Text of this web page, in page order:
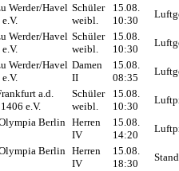
Werder/Havel Schüler
weibl.
15.08.
10:30
Werder/Havel Schüler
weibl.
15.08.
10:30
Werder/Havel Damen
II
15.08.
08:35
a.d.
e.V.
Schüler
weibl.
15.08.
10:30
Berlin Herren
IV
15.08.
14:20
Berlin Herren
IV
15.08.
18:30